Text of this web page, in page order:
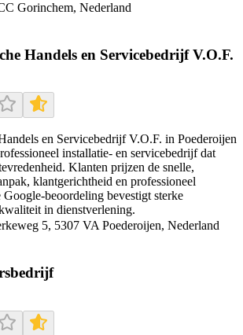
Gorinchem, Nederland
Handels en Servicebedrijf V.O.F.
en Servicebedrijf V.O.F. in Poederoijen
installatie- en servicebedrijf dat
Klanten prijzen de snelle,
klantgerichtheid en professioneel
bevestigt sterke
in dienstverlening.
5, 5307 VA Poederoijen, Nederland